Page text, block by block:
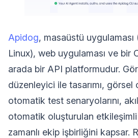
Apidog, masaüstü
Linux), web uygulaması ve bir
arada bir API platformudur.
düzenleyici ile tasarımı, görsel
otomatik test senaryolarını,
otomatik oluşturulan
zamanlı ekip işbirliğini kapsar.